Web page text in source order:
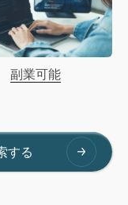
副業可能
する